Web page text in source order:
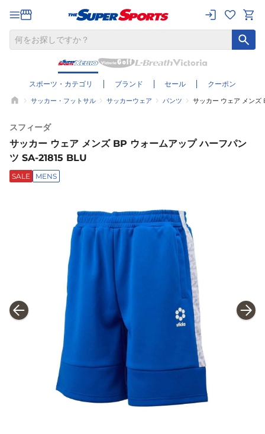
スポーツ・カテゴリ ブランド セール クーポン
サッカー・フットサル サッカーウェア パンツ サッカー ウェア メンズ
スフィーダ
サッカー ウェア メンズ BP ウォームアップ ハーフパン
ツ SA-21815 BLU
SALE MENS